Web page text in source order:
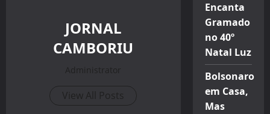
JORNAL
CAMBORIU
Administrator
View All Posts
Encanta
Gramado
no 40º
Natal Luz
Bolsonaro
em Casa,
Mas